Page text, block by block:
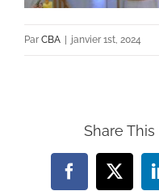
Par CBA | janvier 1st, 2024
Share
Facebook
X